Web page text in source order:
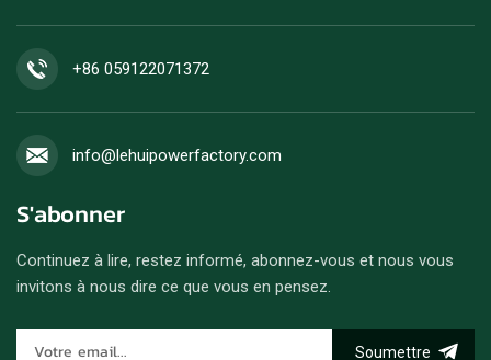
+86 059122071372
info@lehuipowerfactory.com
S'abonner
Continuez à lire, restez informé, abonnez-vous et nous vous
invitons à nous dire ce que vous en pensez.
Soumettre